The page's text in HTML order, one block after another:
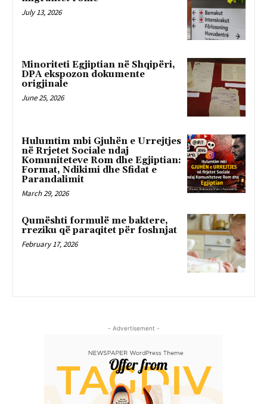
July 13, 2026
Minoriteti Egjiptian në Shqipëri,
DPA ekspozon dokumente
origjinale
June 25, 2026
Hulumtim mbi Gjuhën e Urrejtjes
në Rrjetet Sociale ndaj
Komuniteteve Rom dhe Egjiptian:
Format, Ndikimi dhe Sfidat e
Parandalimit
March 29, 2026
Qumështi formulë me baktere,
rreziku që paraqitet për foshnjat
February 17, 2026
- Advertisement -